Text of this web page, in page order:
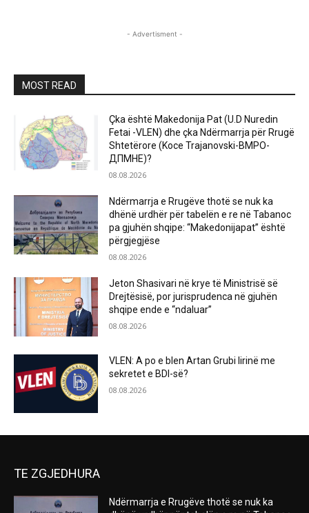
- Advertisment -
MOST READ
Çka është Makedonija Pat (U.D Nuredin
Fetai -VLEN) dhe çka Ndërmarrja për Rrugë
Shtetërore (Koce Trajanovski-ВМРО-
ДПМНЕ)?
08.08.2026
Ndërmarrja e Rrugëve thotë se nuk ka
dhënë urdhër për tabelën e re në Tabanoc
pa gjuhën shqipe: “Makedonijapat” është
përgjegjëse
08.08.2026
Jeton Shasivari në krye të Ministrisë së
Drejtësisë, por jurisprudenca në gjuhën
shqipe ende e “ndaluar”
08.08.2026
VLEN: A po e blen Artan Grubi lirinë me
sekretet e BDI-së?
08.08.2026
TE ZGJEDHURA
Ndërmarrja e Rrugëve thotë se nuk ka